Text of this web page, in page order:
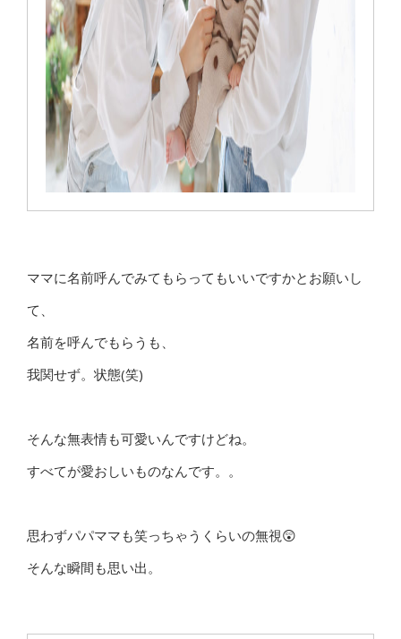
ママに名前呼んでみてもらってもいいですかとお願いし
て、
名前を呼んでもらうも、
我関せず。状態(笑)
そんな無表情も可愛いんですけどね。
すべてが愛おしいものなんです。。
思わずパパママも笑っちゃうくらいの無視😲
そんな瞬間も思い出。